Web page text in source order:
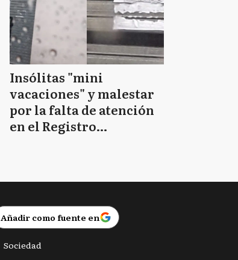
Insólitas "mini
vacaciones" y malestar
por la falta de atención
en el Registro
Añadir como fuente en
Sociedad